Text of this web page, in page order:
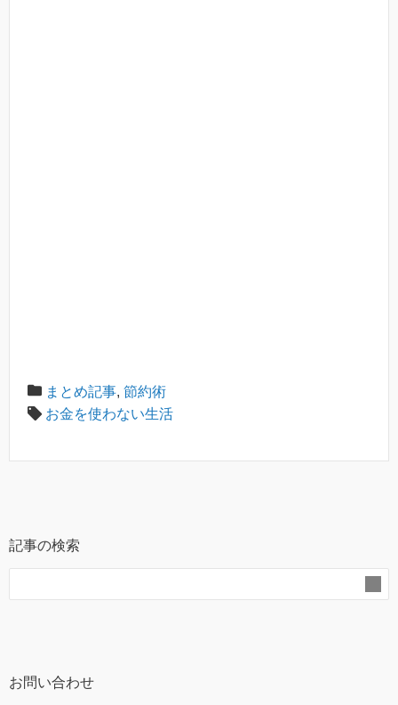
まとめ記事, 節約術
お金を使わない生活
記事の検索
お問い合わせ